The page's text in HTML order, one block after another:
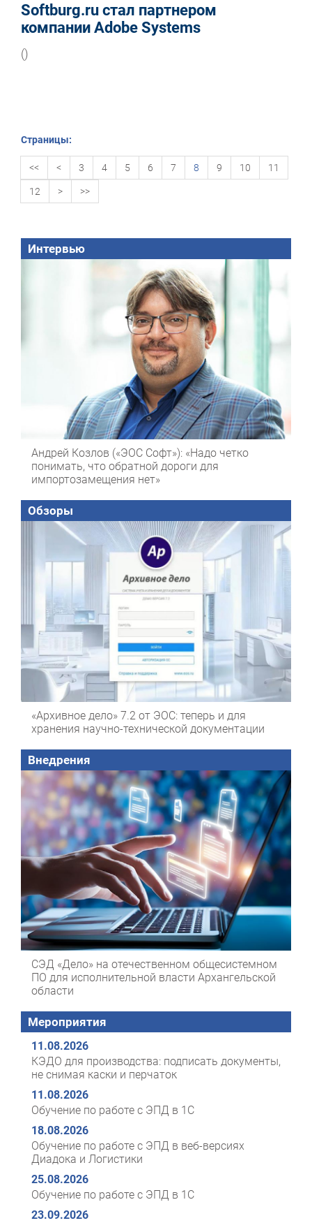
Softburg.ru стал партнером
компании Adobe Systems
()
Страницы:
<< < 3 4 5 6 7 8 9 10 11
12 > >>
Интервью
Андрей Козлов («ЭОС Софт»): «Надо четко
понимать, что обратной дороги для
импортозамещения нет»
Обзоры
«Архивное дело» 7.2 от ЭОС: теперь и для
хранения научно-технической документации
Внедрения
СЭД «Дело» на отечественном общесистемном
ПО для исполнительной власти Архангельской
области
Мероприятия
11.08.2026
КЭДО для производства: подписать документы,
не снимая каски и перчаток
11.08.2026
Обучение по работе с ЭПД в 1С
18.08.2026
Обучение по работе с ЭПД в веб-версиях
Диадока и Логистики
25.08.2026
Обучение по работе с ЭПД в 1С
23.09.2026